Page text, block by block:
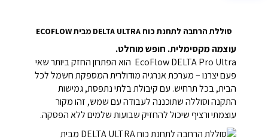
סוללת הרחבה לתחנת כוח DELTA ULTRA מבית ECOFLOW
עוצמה מקסימלית. חופש מוחלט.
EcoFlow DELTA Pro Ultra הוא הפתרון החזק ביותר שאי
פעם יצרנו – מערכת אנרגיה מודולרית המספקת חשמל לכל
הבית, בכל תרחיש. עם קיבולת בלתי נתפסת, גמישות
התקנה וסוללה שתוכננה לעבודה עם שמש, זהו מקור
עוצמתי ורציף שיכול להחזיק שבועות שלמים ללא הפסקה.